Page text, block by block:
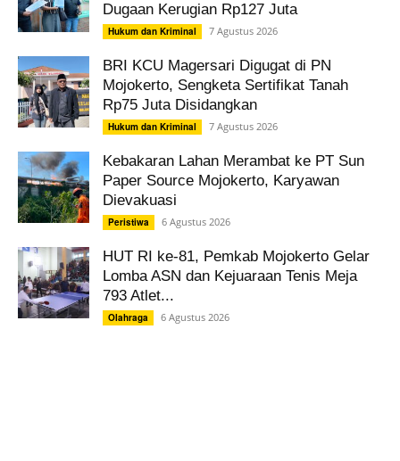
Dugaan Kerugian Rp127 Juta
Hukum dan Kriminal 7 Agustus 2026
BRI KCU Magersari Digugat di PN
Mojokerto, Sengketa Sertifikat Tanah
Rp75 Juta Disidangkan
Hukum dan Kriminal 7 Agustus 2026
Kebakaran Lahan Merambat ke PT Sun
Paper Source Mojokerto, Karyawan
Dievakuasi
Peristiwa 6 Agustus 2026
HUT RI ke-81, Pemkab Mojokerto Gelar
Lomba ASN dan Kejuaraan Tenis Meja
793 Atlet...
Olahraga 6 Agustus 2026